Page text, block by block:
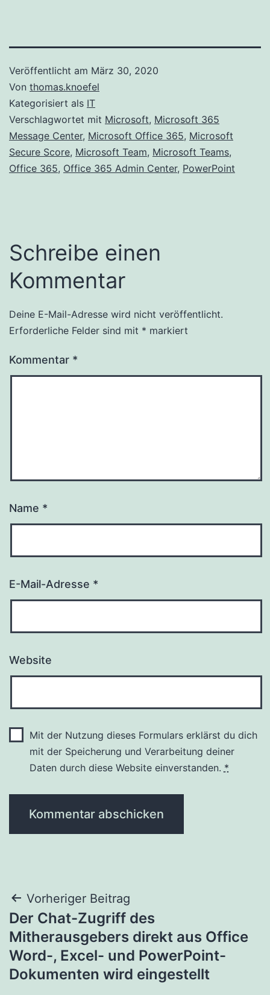
Veröffentlicht am März 30, 2020
Von thomas.knoefel
Kategorisiert als IT
Verschlagwortet mit Microsoft, Microsoft 365
Message Center, Microsoft Office 365, Microsoft
Secure Score, Microsoft Team, Microsoft Teams,
Office 365, Office 365 Admin Center, PowerPoint
Schreibe einen
Kommentar
Deine E-Mail-Adresse wird nicht veröffentlicht.
Erforderliche Felder sind mit * markiert
Kommentar *
Name *
E-Mail-Adresse *
Website
Mit der Nutzung dieses Formulars erklärst du dich
mit der Speicherung und Verarbeitung deiner
Daten durch diese Website einverstanden. *
Alternative:
Beitragsnavigation
Vorheriger Beitrag
Der Chat-Zugriff des
Mitherausgebers direkt aus Office
Word-, Excel- und PowerPoint-
Dokumenten wird eingestellt